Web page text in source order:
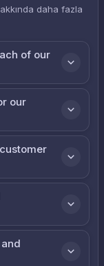
daha fazla
of our
our